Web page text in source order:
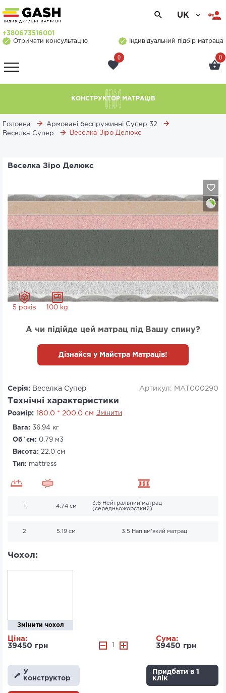
UK
+380673516001
Отримати консультацію
Індивідуальний підбір матраца
0 0
КОНСТРУКТОР МАТРАЦІВ
Головна
Армовані беспружинні Супер 32
Веселка Супер
Веселка Зіро Делюкс
Веселка Зіро Делюкс
5 років 100 kg
А чи підійде цей матрац під Вашу спину?
Дізнайся у Майстра Матраців!
Серія: Веселка Супер Артикул: MAT000290
Технічні характеристики
Розмір: 180.0 * 200.0 см Змінити
Вага: 36.94 кг
Об`єм: 0.79 м3
Висота: 22.0 см
Тип: mattress
1 4.74 см
3.6 Нейтральний матрац
(середньожорсткий)
2 5.19 см 3.5 Напівм'який матрац
Чохол:
Змінити чохол
Ціна:
39450 грн
Сума:
39450 грн
У
конструктор
Придбати в 1
клік